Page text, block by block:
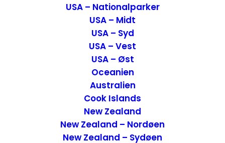
USA – Nationalparker
USA – Midt
USA – Syd
USA – Vest
USA – Øst
Oceanien
Australien
Cook Islands
New Zealand
New Zealand – Nordøen
New Zealand – Sydøen
Selve placeringen var ikke specielt
charmerende med udsigt til en
parkeringsplads men hvis turen står på
shopping i City 2 – og eller Copenhagen